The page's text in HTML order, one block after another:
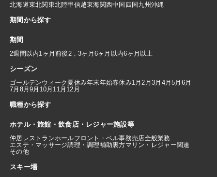
北海道東北関東北陸甲信越東海関西中国 四国九州沖縄
期間から探す
期間
2週間以内1ヶ月前後 2，3ヶ月 6ヶ月以内6ヶ月以上
シーズン
ゴールデンウィーク 夏休み年末年始春休み1月 2月3月 4月5月 6月
7月 8月9月 10月 11月 12月
職種から探す
ホテル・旅館・飲食店・レジャー施設等
仲居 レストランホールフロント・ベル事務売店全般業務
エステ・マッサージ調理・調理補助裏方マリン・レジャー関連
その他
スキー場